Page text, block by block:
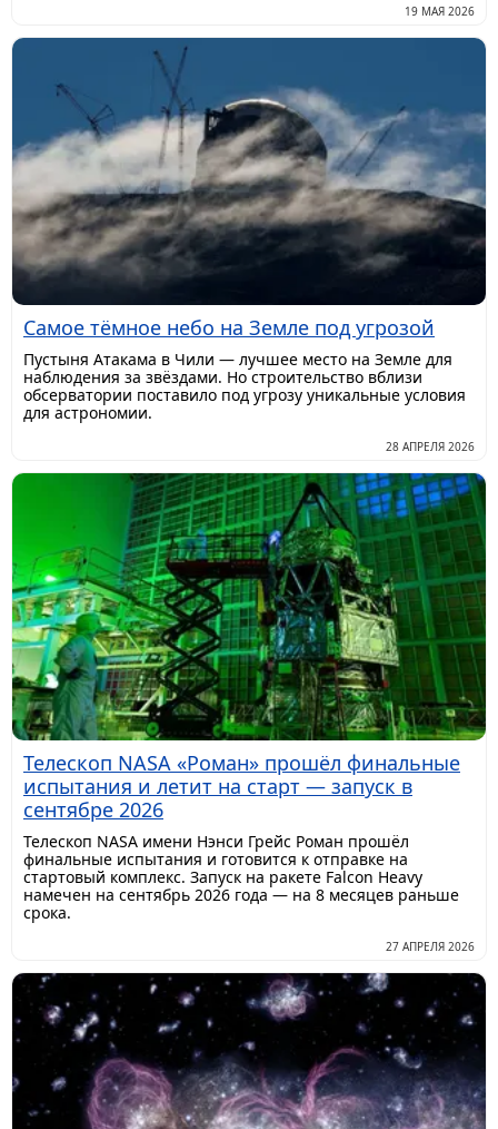
19 МАЯ 2026
Самое тёмное небо на Земле под угрозой
Пустыня Атакама в Чили — лучшее место на Земле для
наблюдения за звёздами. Но строительство вблизи
обсерватории поставило под угрозу уникальные условия
для астрономии.
28 АПРЕЛЯ 2026
Телескоп NASA «Роман» прошёл финальные
испытания и летит на старт — запуск в
сентябре 2026
Телескоп NASA имени Нэнси Грейс Роман прошёл
финальные испытания и готовится к отправке на
стартовый комплекс. Запуск на ракете Falcon Heavy
намечен на сентябрь 2026 года — на 8 месяцев раньше
срока.
27 АПРЕЛЯ 2026